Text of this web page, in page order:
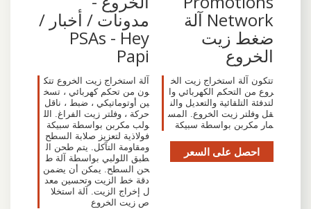
Network آلة
ضغط زيت
الخروع
تتكون آلة استخراج زيت الخ
روع من التحكم الكهربائي وا
لتدفئة التلقائية والتعديل والن
قل وفلتر زيت الخروع. المس
مار مكربن بواسطة سبيكة
احصل على السعر
مدونات / أخبار /
PSAs - Hey
Papi
آلة استخراج زيت الخروع تتك
ون من تحكم كهربائي ، تسخ
ين أوتوماتيكي ، ضبط ، ناقل
حركة ، وفلتر زيت الفراغ. الل
ولب مكربن بواسطة سبيكة
فولاذية لتعزيز صلابة السطح
ومقاومة التآكل. يتم طحن ال
طبق اللولبي بواسطة آلة ط
حن السطح. يمكن أن يضمن
دقة خط الزيت وتحسين معد
ل إخراج الزيت. آلة استخلا
ص زيت الخروع